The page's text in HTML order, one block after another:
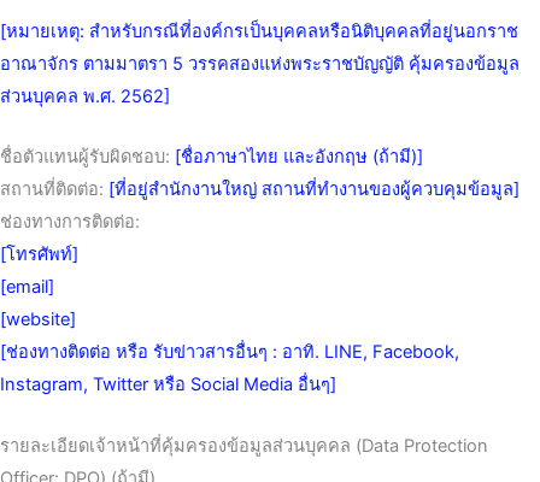
[หมายเหตุ: สำหรับกรณีที่องค์กรเป็นบุคคลหรือนิติบุคคลที่อยู่นอกราช
อาณาจักร ตามมาตรา 5 วรรคสองแห่งพระราชบัญญัติ คุ้มครองข้อมูล
ส่วนบุคคล พ.ศ. 2562]
ชื่อตัวแทนผู้รับผิดชอบ: [ชื่อภาษาไทย และอังกฤษ (ถ้ามี)]
สถานที่ติดต่อ: [ที่อยู่สำนักงานใหญ่ สถานที่ทำงานของผู้ควบคุมข้อมูล]
ช่องทางการติดต่อ:
[โทรศัพท์]
[email]
[website]
[ช่องทางติดต่อ หรือ รับข่าวสารอื่นๆ : อาทิ. LINE, Facebook,
Instagram, Twitter หรือ Social Media อื่นๆ]
รายละเอียดเจ้าหน้าที่คุ้มครองข้อมูลส่วนบุคคล (Data Protection